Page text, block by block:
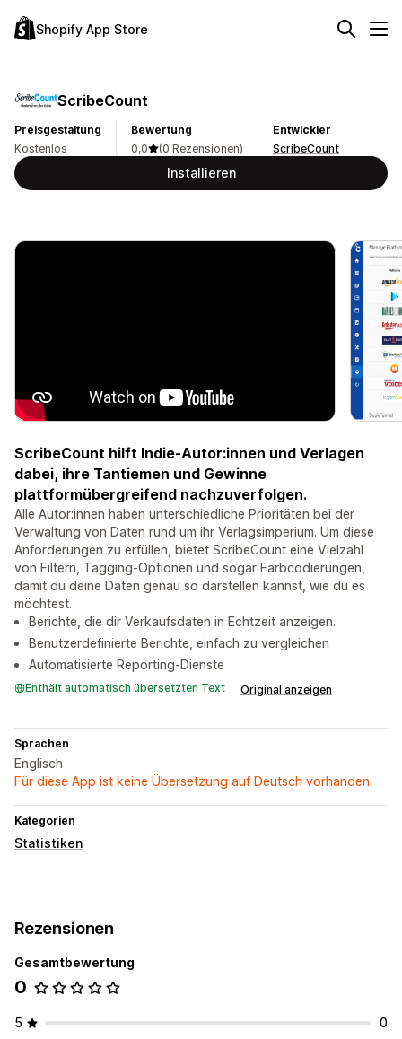
Shopify App Store
ScribeCount
Preisgestaltung
Kostenlos
Bewertung
0,0
(0 Rezensionen)
Entwickler
ScribeCount
Installieren
ScribeCount hilft Indie-Autor:innen und Verlagen
dabei, ihre Tantiemen und Gewinne
plattformübergreifend nachzuverfolgen.
Alle Autor:innen haben unterschiedliche Prioritäten bei der
Verwaltung von Daten rund um ihr Verlagsimperium. Um diese
Anforderungen zu erfüllen, bietet ScribeCount eine Vielzahl
von Filtern, Tagging-Optionen und sogar Farbcodierungen,
damit du deine Daten genau so darstellen kannst, wie du es
möchtest.
Berichte, die dir Verkaufsdaten in Echtzeit anzeigen.
Benutzerdefinierte Berichte, einfach zu vergleichen
Automatisierte Reporting-Dienste
Enthält automatisch übersetzten Text Original anzeigen
Sprachen
Englisch
Für diese App ist keine Übersetzung auf Deutsch vorhanden.
Kategorien
Statistiken
Rezensionen
Gesamtbewertung
0
5
0